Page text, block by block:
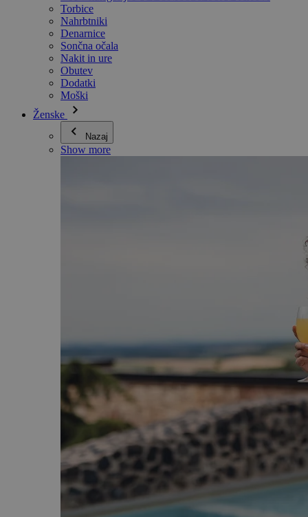
Torbice
Nahrbtniki
Denarnice
Sončna očala
Nakit in ure
Obutev
Dodatki
Moški
Ženske
Nazaj
Show more